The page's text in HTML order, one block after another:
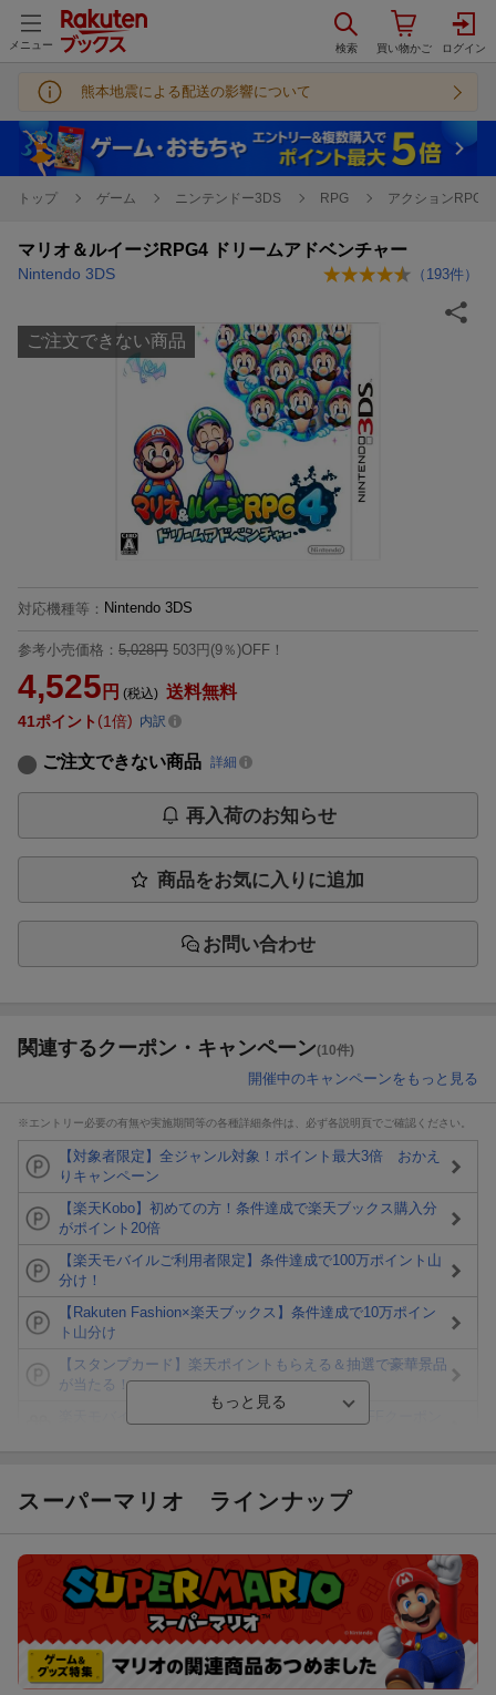
メニュー
熊本地震による配送の影響について
トップ ゲーム ニンテンドー3DS RPG アクションRPG
マリオ＆ルイージRPG4 ドリームアドベンチャー
Nintendo 3DS （ 193件）
ご注文できない商品
対応機種等 ： Nintendo 3DS
参考小売価格： 5,028円 503円(9％)OFF！
4,525 円 (税込) 送料無料
41ポイント 1倍 内訳
ご注文できない商品 詳細
再入荷のお知らせ
商品をお気に入りに追加
お問い合わせ
関連するクーポン・キャンペーン(10件)
開催中のキャンペーンをもっと見る
※エントリー必要の有無や実施期間等の各種詳細条件は、必ず各説明頁でご確認ください。
【対象者限定】全ジャンル対象！ポイント最大3倍 おかえ
りキャンペーン
【楽天Kobo】初めての方！条件達成で楽天ブックス購入分
がポイント20倍
【楽天モバイルご利用者限定】条件達成で100万ポイント山
分け！
【Rakuten Fashion×楽天ブックス】条件達成で10万ポイン
ト山分け
【スタンプカード】楽天ポイントもらえる＆抽選で豪華景品
が当たる！
が当たる
【楽天24】日用品の楽天24と楽天ブックス買いまわりでク
ーポン★
【楽天市場】対象のUlike製品ご購入で2,000ポイント！
スーパーマリオ ラインナップ